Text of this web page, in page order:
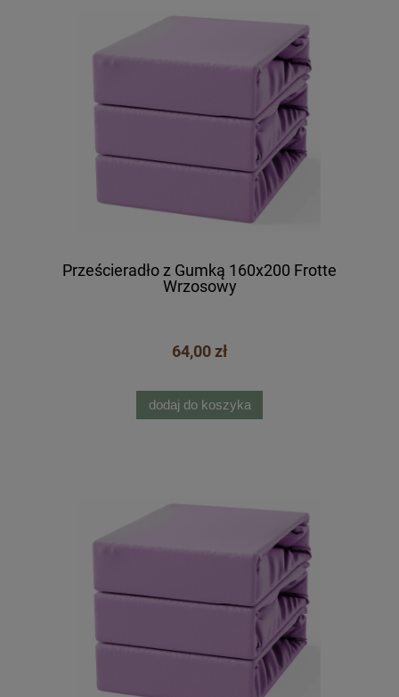
Prześcieradło z Gumką 160x200 Frotte
Wrzosowy
64,00 zł
dodaj do koszyka